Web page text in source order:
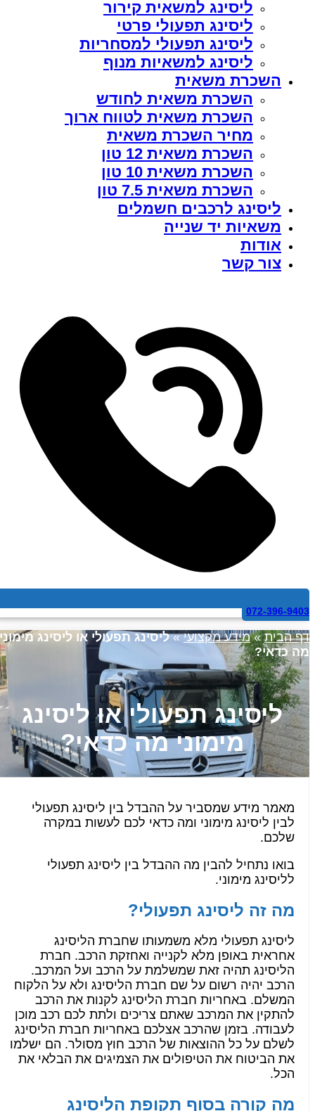
ליסינג למשאית קירור
ליסינג תפעולי פרטי
ליסינג תפעולי למסחריות
ליסינג למשאיות מנוף
השכרת משאית
השכרת משאית לחודש
השכרת משאית לטווח ארוך
מחיר השכרת משאית
השכרת משאית 12 טון
השכרת משאית 10 טון
השכרת משאית 7.5 טון
ליסינג לרכבים חשמלים
משאיות יד שנייה
אודות
צור קשר
072-396-9403
דף הבית»מידע מקצועי»ליסינג תפעולי או ליסינג מימוני
מה כדאי?
ליסינג תפעולי או ליסינג
מימוני מה כדאי?
מאמר מידע שמסביר על ההבדל בין ליסינג תפעולי
לבין ליסינג מימוני ומה כדאי לכם לעשות במקרה
שלכם.
בואו נתחיל להבין מה ההבדל בין ליסינג תפעולי
לליסינג מימוני.
מה זה ליסינג תפעולי?
ליסינג תפעולי מלא משמעותו שחברת הליסינג
אחראית באופן מלא לקנייה ואחזקת הרכב. חברת
הליסינג תהיה זאת שמשלמת על הרכב ועל המרכב.
הרכב יהיה רשום על שם חברת הליסינג ולא על הלקוח
המשלם. באחריות חברת הליסינג לקנות את הרכב
להתקין את המרכב שאתם צריכים ולתת לכם רכב מוכן
לעבודה. בזמן שהרכב אצלכם באחריות חברת הליסינג
לשלם על כל ההוצאות של הרכב חוץ מסולר. הם ישלמו
את הביטוח את הטיפולים את הצמיגים את הבלאי את
הכל.
מה קורה בסוף תקופת הליסינג